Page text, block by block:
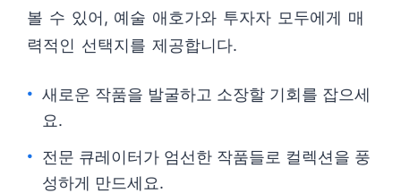
볼 수 있어, 예술 애호가와 투자자 모두에게 매
력적인 선택지를 제공합니다.
새로운 작품을 발굴하고 소장할 기회를 잡으세
요.
전문 큐레이터가 엄선한 작품들로 컬렉션을 풍
성하게 만드세요.